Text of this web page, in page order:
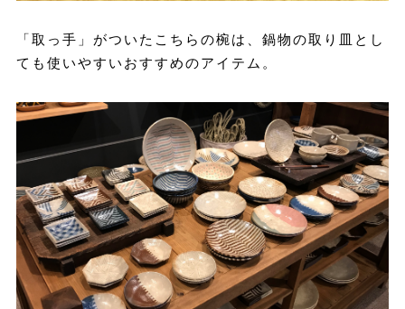
「取っ手」がついたこちらの椀は、鍋物の取り皿とし
ても使いやすいおすすめのアイテム。